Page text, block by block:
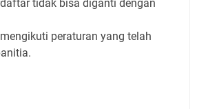
tidak bisa diganti dengan
peraturan yang telah